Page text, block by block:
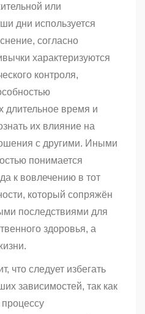
или
дни используется
согласно
характеризуются
контроля,
длительное время и
их влияние на
с другими. Иными
понимается
к вовлечению в тот
который сопряжён
последствиями для
здоровья, а
что следует избегать
зависимостей, так как